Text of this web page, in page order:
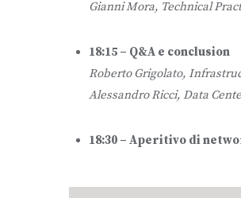
Gianni Mora, Technical
18:15 – Q&A e conclusion
Roberto Grigolato,
Alessandro Ricci, Data
18:30 – Aperitivo di